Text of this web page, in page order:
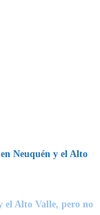
Neuquén y el Alto
el Alto Valle, pero no